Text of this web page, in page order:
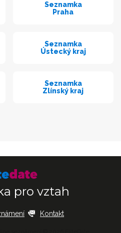
Seznamka
Praha
Seznamka
Ústecký kraj
Seznamka
Zlínský kraj
pro vztah
Kontakt